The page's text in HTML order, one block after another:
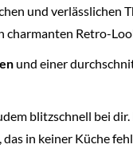
und verlässlichen
charmanten Retro-
und einer
blitzschnell bei
das in keiner Küche